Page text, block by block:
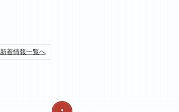
新着情報一覧へ